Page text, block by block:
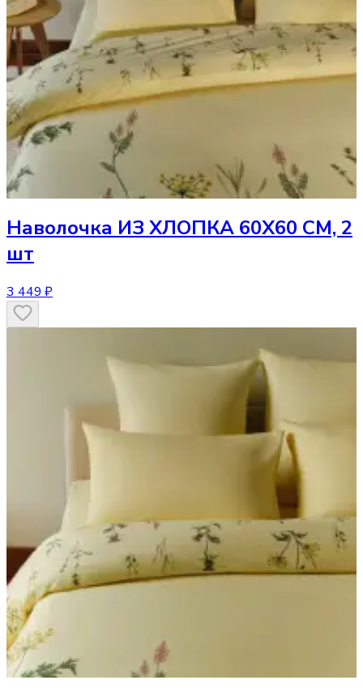
Наволочка ИЗ ХЛОПКА 60Х60 СМ, 2
шт
3 449 ₽